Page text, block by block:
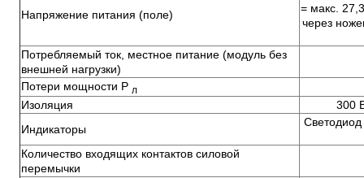
Напряжение питания (поле)
= макс.
через
Потребляемый ток, местное питание (модуль без
внешней нагрузки)
Потери мощности P л
Изоляция
300
Индикаторы
Количество входящих контактов силовой
перемычки